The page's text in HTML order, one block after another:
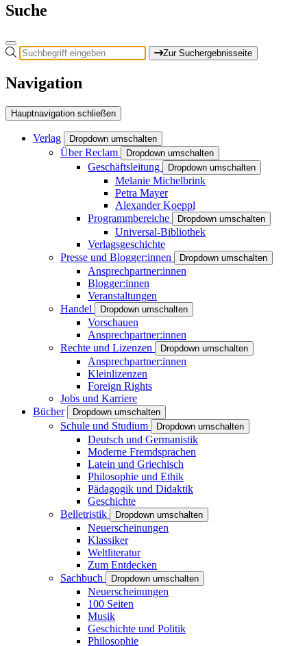
Suche
Zur Suchergebnisseite
Navigation
Hauptnavigation schließen
Verlag Dropdown umschalten
Über Reclam Dropdown umschalten
Geschäftsleitung Dropdown umschalten
Melanie Michelbrink
Petra Mayer
Alexander Koeppl
Programmbereiche
Dropdown umschalten
Universal-Bibliothek
Verlagsgeschichte
Presse und Blogger:innen
Dropdown umschalten
Ansprechpartner:innen
Blogger:innen
Veranstaltungen
Handel
Dropdown umschalten
Vorschauen
Ansprechpartner:innen
Rechte und Lizenzen
Dropdown umschalten
Ansprechpartner:innen
Kleinlizenzen
Foreign Rights
Jobs und Karriere
Bücher
Dropdown umschalten
Schule und Studium Dropdown umschalten
Deutsch und Germanistik
Moderne Fremdsprachen
Latein und Griechisch
Philosophie und Ethik
Pädagogik und Didaktik
Geschichte
Belletristik
Dropdown umschalten
Neuerscheinungen
Klassiker
Weltliteratur
Zum Entdecken
Sachbuch
Dropdown umschalten
Neuerscheinungen
100 Seiten
Musik
Geschichte und Politik
Philosophie